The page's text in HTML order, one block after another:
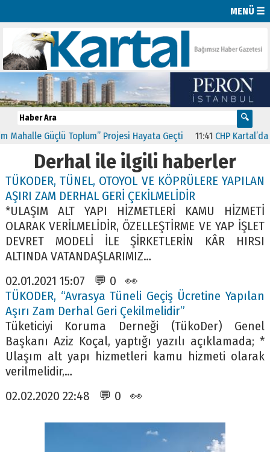
MENÜ ☰
Güçlü Toplum” Projesi Hayata Geçti 11:41 CHP Kartal’da
Derhal ile ilgili haberler
TÜKODER, TÜNEL, OTOYOL VE KÖPRÜLERE YAPILAN
AŞIRI ZAM DERHAL GERİ ÇEKİLMELİDİR
*ULAŞIM ALT YAPI HİZMETLERİ KAMU HİZMETİ
OLARAK VERİLMELİDİR, ÖZELLEŞTİRME VE YAP İŞLET
DEVRET MODELİ İLE ŞİRKETLERİN KÂR HIRSI
ALTINDA VATANDAŞLARIMIZ…
02.01.2021 15:07 💬 0 👀
TÜKODER, “Avrasya Tüneli Geçiş Ücretine Yapılan
Aşırı Zam Derhal Geri Çekilmelidir”
Tüketiciyi Koruma Derneği (TükoDer) Genel
Başkanı Aziz Koçal, yaptığı yazılı açıklamada; *
Ulaşım alt yapı hizmetleri kamu hizmeti olarak
verilmelidir,…
02.02.2020 22:48 💬 0 👀